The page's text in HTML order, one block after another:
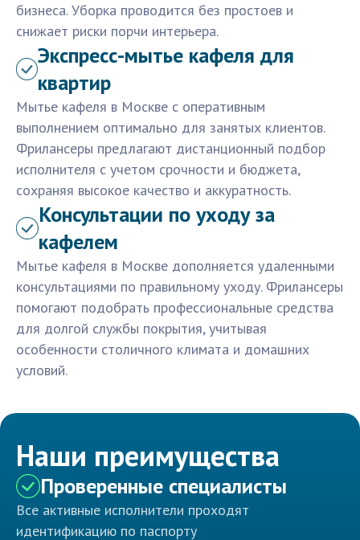
бизнеса. Уборка проводится без простоев и
снижает риски порчи интерьера.
Экспресс-мытье кафеля для
квартир
Мытье кафеля в Москве с оперативным
выполнением оптимально для занятых клиентов.
Фрилансеры предлагают дистанционный подбор
исполнителя с учетом срочности и бюджета,
сохраняя высокое качество и аккуратность.
Консультации по уходу за
кафелем
Мытье кафеля в Москве дополняется удаленными
консультациями по правильному уходу. Фрилансеры
помогают подобрать профессиональные средства
для долгой службы покрытия, учитывая
особенности столичного климата и домашних
условий.
Наши преимущества
Проверенные специалисты
Все активные исполнители проходят
идентификацию по паспорту